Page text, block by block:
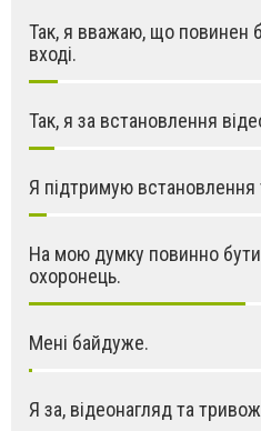
Так, я вважаю, що повинен
вході.
Так, я за встановлення
Я підтримую встановлення
На мою думку повинно
охоронець.
Мені байдуже.
Я за, відеонагляд та